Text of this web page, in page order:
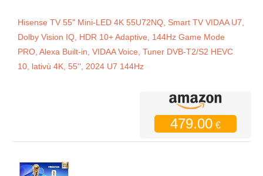
Hisense TV 55" Mini-LED 4K 55U72NQ, Smart TV VIDAA U7,
Dolby Vision IQ, HDR 10+ Adaptive, 144Hz Game Mode
PRO, Alexa Built-in, VIDAA Voice, Tuner DVB-T2/S2 HEVC
10, lativù 4K, 55'', 2024 U7 144Hz
479.00 €